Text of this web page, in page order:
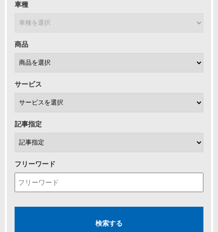
車種
商品
サービス
記事指定
フリーワード